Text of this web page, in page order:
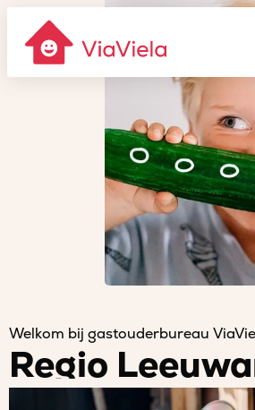
Gastouderbureau
ViaViela
Welkom bij gastouderbureau
Regio